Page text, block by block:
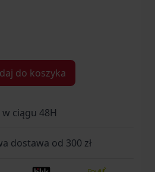
do koszyka
w ciągu 48H
dostawa od 300 zł